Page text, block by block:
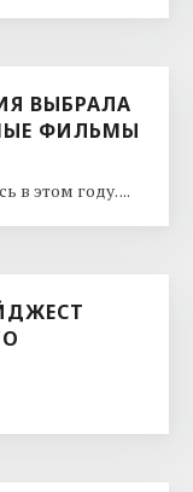
ВЫБРАЛА
ФИЛЬМЫ
в этом году. ...